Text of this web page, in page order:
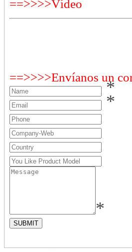
==>>>>Vídeo
==>>>>Envíanos un
*
*
*